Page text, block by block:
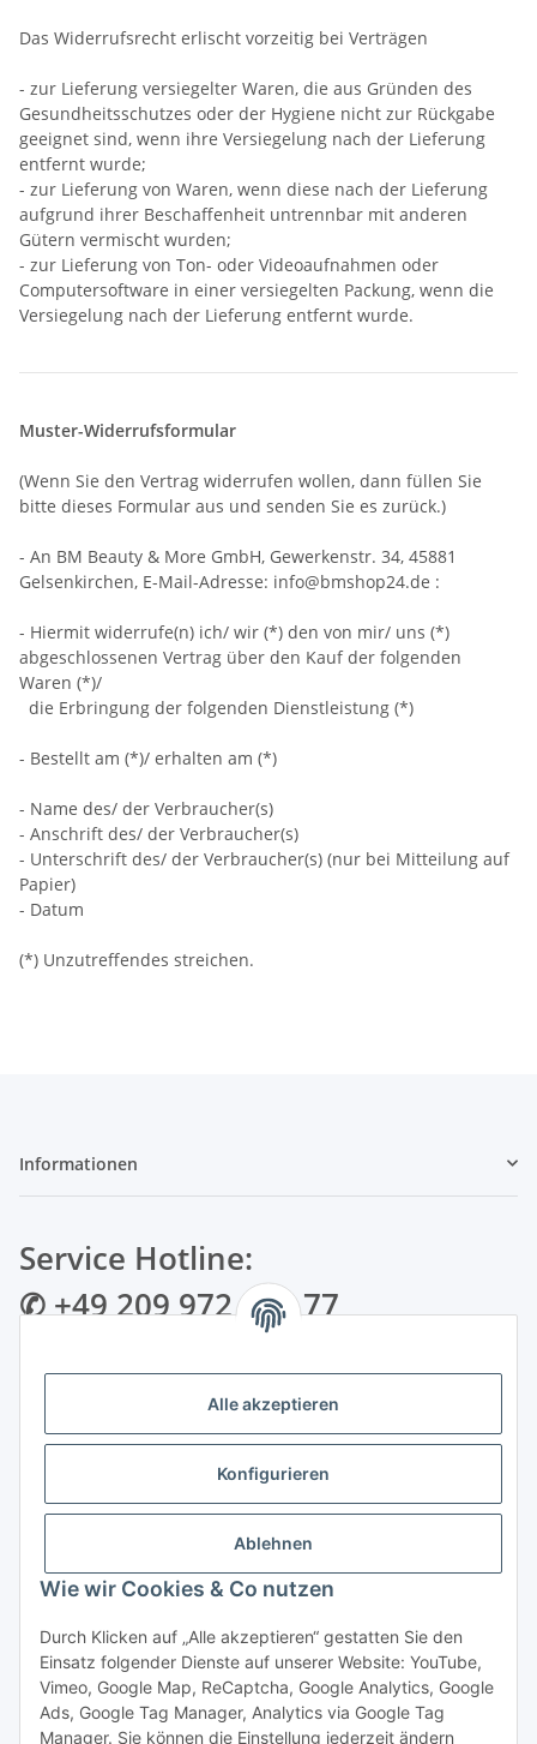
Alle akzeptieren
Konfigurieren
Ablehnen
Wie wir Cookies & Co nutzen
Durch Klicken auf „Alle akzeptieren“ gestatten Sie den
Einsatz folgender Dienste auf unserer Website: YouTube,
Vimeo, Google Map, ReCaptcha, Google Analytics, Google
Ads, Google Tag Manager, Analytics via Google Tag
Manager. Sie können die Einstellung jederzeit ändern
Das Widerrufsrecht erlischt vorzeitig bei Verträgen
- zur Lieferung versiegelter Waren, die aus Gründen des
Gesundheitsschutzes oder der Hygiene nicht zur Rückgabe
geeignet sind, wenn ihre Versiegelung nach der Lieferung
entfernt wurde;
- zur Lieferung von Waren, wenn diese nach der Lieferung
aufgrund ihrer Beschaffenheit untrennbar mit anderen
Gütern vermischt wurden;
- zur Lieferung von Ton- oder Videoaufnahmen oder
Computersoftware in einer versiegelten Packung, wenn die
Versiegelung nach der Lieferung entfernt wurde.
Muster-Widerrufsformular
(Wenn Sie den Vertrag widerrufen wollen, dann füllen Sie
bitte dieses Formular aus und senden Sie es zurück.)
- An BM Beauty & More GmbH, Gewerkenstr. 34, 45881
Gelsenkirchen, E-Mail-Adresse: info@bmshop24.de :
- Hiermit widerrufe(n) ich/ wir (*) den von mir/ uns (*)
abgeschlossenen Vertrag über den Kauf der folgenden
Waren (*)/
die Erbringung der folgenden Dienstleistung (*)
- Bestellt am (*)/ erhalten am (*)
- Name des/ der Verbraucher(s)
- Anschrift des/ der Verbraucher(s)
- Unterschrift des/ der Verbraucher(s) (nur bei Mitteilung auf
Papier)
- Datum
(*) Unzutreffendes streichen.
Informationen
Service Hotline:
✆ +49 209 972 995 77
Gewerkenstraße 34 | 45881 Gelsenkirchen
Zahlungsarten
Vertrag widerrufen